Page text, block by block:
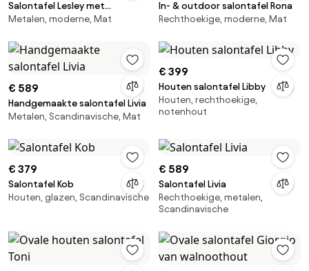
Salontafel Lesley met
metaallook
Metalen, moderne, Mat
In- & outdoor salontafel Rona
Rechthoekige, moderne, Mat
€ 589
Handgemaakte salontafel Livia
Metalen, Scandinavische, Mat
€ 399
Houten salontafel Libby
Houten, rechthoekige,
notenhout
€ 379
Salontafel Kob
Houten, glazen, Scandinavische
€ 589
Salontafel Livia
Rechthoekige, metalen,
Scandinavische